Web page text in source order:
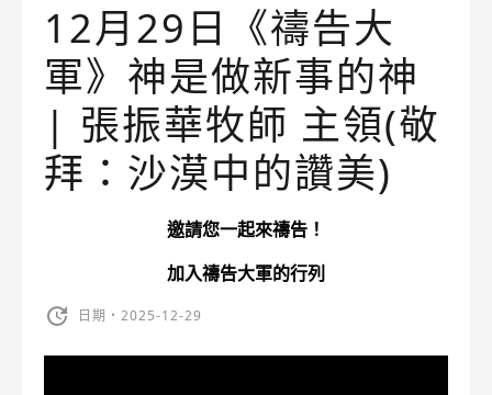
12月29日《禱告大
軍》神是做新事的神
| 張振華牧師 主領(敬
拜：沙漠中的讚美)
邀請您一起來禱告！
加入禱告大軍的行列
日期・2025-12-29